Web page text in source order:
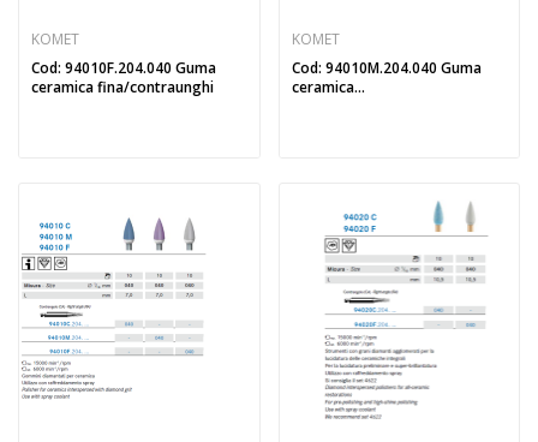
KOMET
Cod: 94010F.204.040 Guma
ceramica fina/contraunghi
KOMET
Cod: 94010M.204.040 Guma
ceramica...